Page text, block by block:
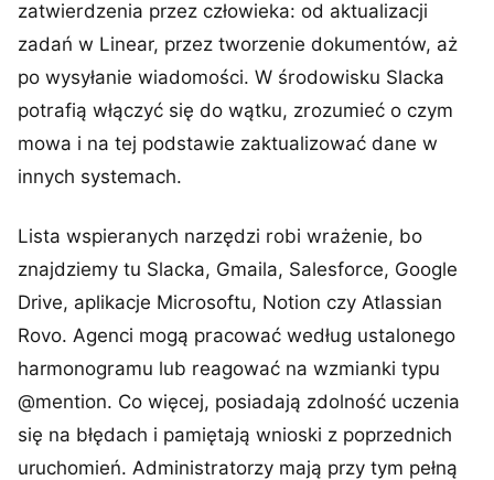
zatwierdzenia przez człowieka: od aktualizacji
zadań w Linear, przez tworzenie dokumentów, aż
po wysyłanie wiadomości. W środowisku Slacka
potrafią włączyć się do wątku, zrozumieć o czym
mowa i na tej podstawie zaktualizować dane w
innych systemach.
Lista wspieranych narzędzi robi wrażenie, bo
znajdziemy tu Slacka, Gmaila, Salesforce, Google
Drive, aplikacje Microsoftu, Notion czy Atlassian
Rovo. Agenci mogą pracować według ustalonego
harmonogramu lub reagować na wzmianki typu
@mention. Co więcej, posiadają zdolność uczenia
się na błędach i pamiętają wnioski z poprzednich
uruchomień. Administratorzy mają przy tym pełną